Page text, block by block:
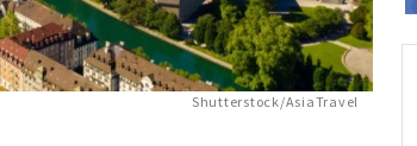
Shutterstock/AsiaTravel